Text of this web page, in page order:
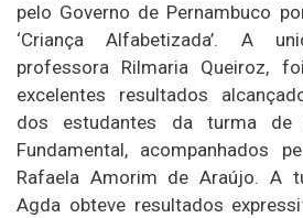
pelo Governo de Pernambuco
‘Criança Alfabetizada’. A
professora Rilmaria Queiroz,
excelentes resultados
dos estudantes da turma
Fundamental, acompanhados
Rafaela Amorim de Araújo. A
Agda obteve resultados